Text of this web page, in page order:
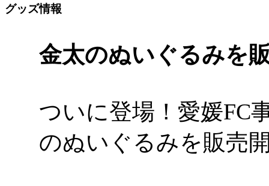
グッズ情報
金太のぬいぐるみを
ついに登場！愛媛FC
のぬいぐるみを販売